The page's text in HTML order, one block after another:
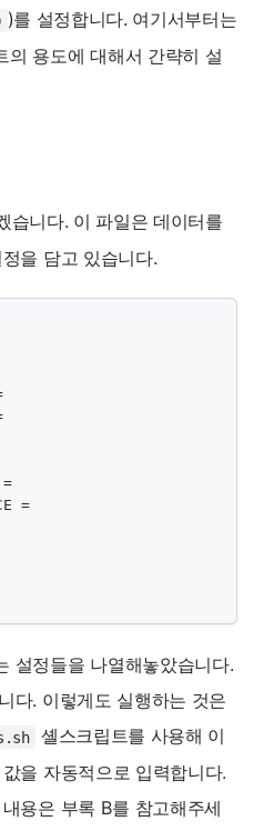
)를 설정합니다. 여기서부터는
의 용도에 대해서 간략히 설
습니다. 이 파일은 데이터를
을 담고 있습니다.
=
=
설정들을 나열해놓았습니다.
다. 이렇게도 실행하는 것은
셸스크립트를 사용해 이
을 자동적으로 입력합니다.
용은 부록 B를 참고해주세